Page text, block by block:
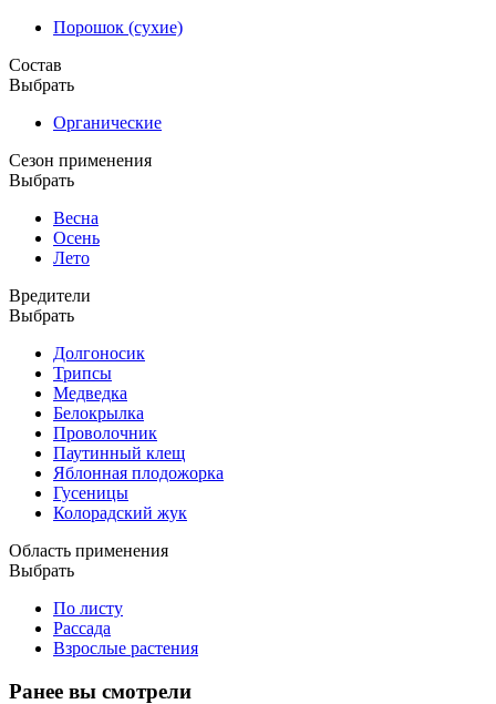
Порошок (сухие)
Состав
Выбрать
Органические
Сезон применения
Выбрать
Весна
Осень
Лето
Вредители
Выбрать
Долгоносик
Трипсы
Медведка
Белокрылка
Проволочник
Паутинный клещ
Яблонная плодожорка
Гусеницы
Колорадский жук
Область применения
Выбрать
По листу
Рассада
Взрослые растения
Ранее вы смотрели